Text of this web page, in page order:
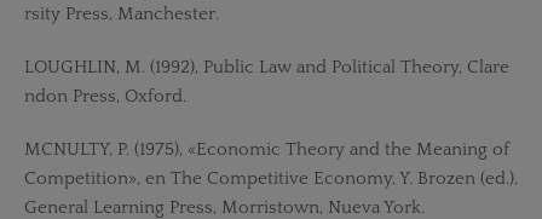
rsity Press, Manchester.
LOUGHLIN, M. (1992), Public Law and Political Theory, Clare
ndon Press, Oxford.
MCNULTY, P. (1975), «Economic Theory and the Meaning of
Competition», en The Competitive Economy, Y. Brozen (ed.),
General Learning Press, Morristown, Nueva York.